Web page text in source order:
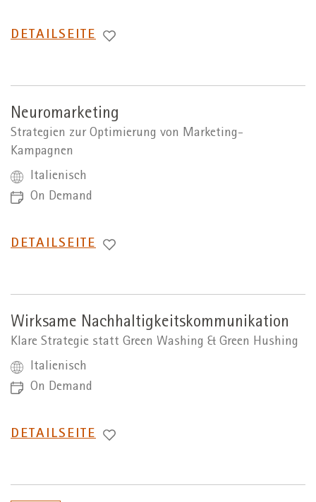
WECHSEL
DETAILSEITE
Neuromarketing
Strategien zur Optimierung von Marketing-
Kampagnen
Italienisch
On Demand
WECHSEL
DETAILSEITE
Wirksame Nachhaltigkeitskommunikation
Klare Strategie statt Green Washing & Green Hushing
Italienisch
On Demand
WECHSEL
DETAILSEITE